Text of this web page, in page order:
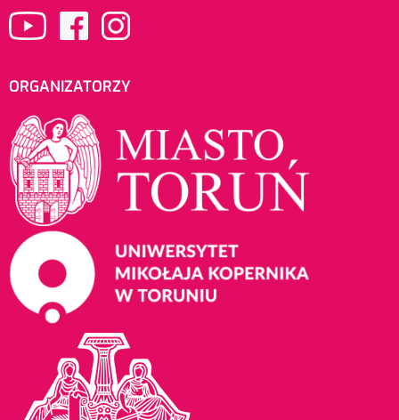
ORGANIZATORZY